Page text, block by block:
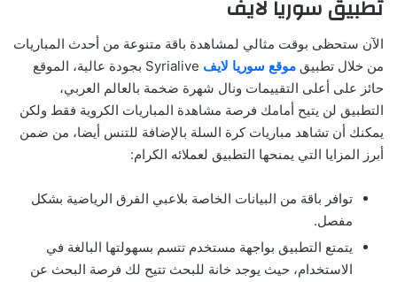
تطبيق سوريا لايف
الآن ستحظى بوقت مثالي لمشاهدة باقة متنوعة من أحدث المباريات
من خلال تطبيق موقع سوريا لايف
Syrialive بجودة عالية، الموقع
حائز على أعلى التقييمات ونال شهرة ضخمة بالعالم العربي،
التطبيق لن يتيح أمامك فرصة مشاهدة المباريات الكروية فقط ولكن
يمكنك أن تشاهد مباريات كرة السلة بالإضافة للتنس أيضا، من ضمن
أبرز المزايا التي يمنحها التطبيق لعملائه الكرام:
توافر باقة من البيانات الخاصة بلاعبي الفرق الرياضية بشكل
مفصل.
يتمتع التطبيق بواجهة مستخدم تتسم بسهولتها البالغة في
الاستخدام، حيث يوجد خانة للبحث تتيح لك فرصة البحث عن